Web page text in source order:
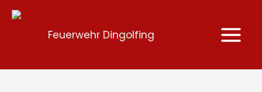
Zum
Feuerwehr Dingolfing